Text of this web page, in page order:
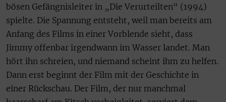
bösen Gefängnisleiter in „Die Verurteilten“ (1994)
spielte. Die Spannung entsteht, weil man bereits am
Anfang des Films in einer Vorblende sieht, dass
Jimmy offenbar irgendwann im Wasser landet. Man
hört ihn schreien, und niemand scheint ihm zu helfen.
Dann erst beginnt der Film mit der Geschichte in
einer Rückschau. Der Film, der nur manchmal